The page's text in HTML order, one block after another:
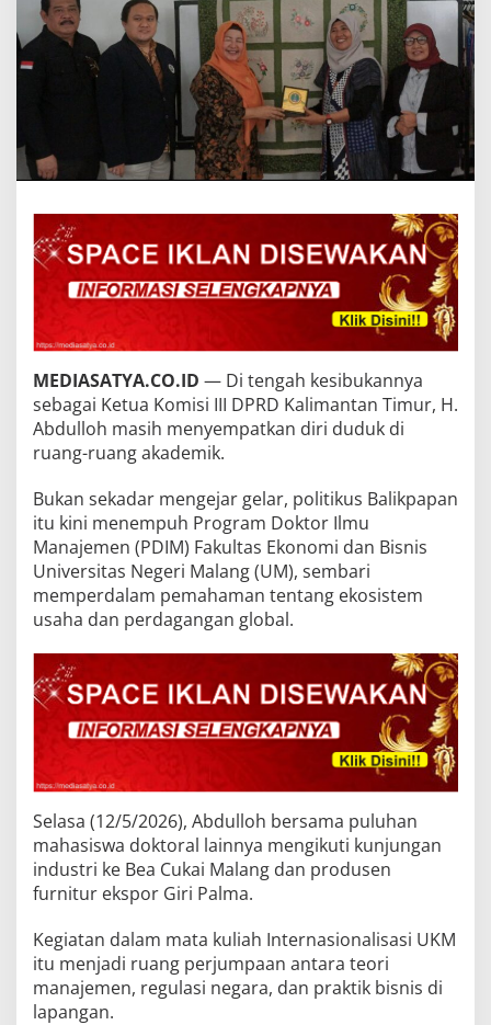
MEDIASATYA.CO.ID — Di tengah kesibukannya
sebagai Ketua Komisi III DPRD Kalimantan Timur, H.
Abdulloh masih menyempatkan diri duduk di
ruang-ruang akademik.
Bukan sekadar mengejar gelar, politikus Balikpapan
itu kini menempuh Program Doktor Ilmu
Manajemen (PDIM) Fakultas Ekonomi dan Bisnis
Universitas Negeri Malang (UM), sembari
memperdalam pemahaman tentang ekosistem
usaha dan perdagangan global.
Selasa (12/5/2026), Abdulloh bersama puluhan
mahasiswa doktoral lainnya mengikuti kunjungan
industri ke Bea Cukai Malang dan produsen
furnitur ekspor Giri Palma.
Kegiatan dalam mata kuliah Internasionalisasi UKM
itu menjadi ruang perjumpaan antara teori
manajemen, regulasi negara, dan praktik bisnis di
lapangan.